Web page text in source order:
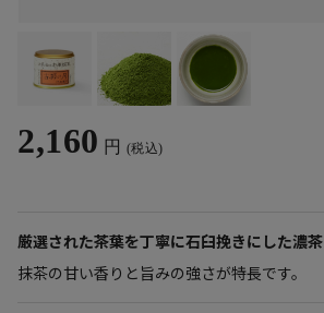
厳選された茶葉を丁寧に石臼挽きにした濃茶
抹茶の甘い香りと旨みの強さが特長です。
2,160 円 (税込)